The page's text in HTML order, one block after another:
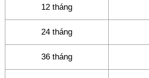
12 tháng
24 tháng
36 tháng